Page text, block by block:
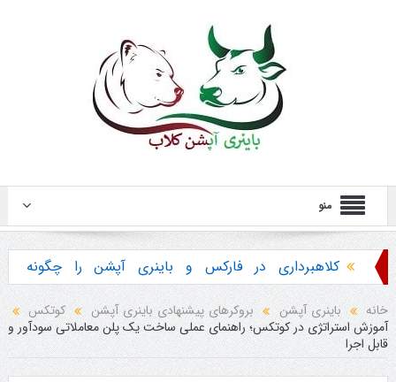
منو
کلاهبرداری در فارکس و باینری آپشن را چگونه
تشخیص دهیم ؟
هشدار در مورد خرید استراتژی ها و پکیج آموزش
باینری آپشن
خانه باینری آپشن بروکرهای پیشنهادی باینری آپشن
کوتکس
آموزش استراتژی در کوتکس؛ راهنمای عملی ساخت یک پلن معاملاتی سودآور و
قابل اجرا